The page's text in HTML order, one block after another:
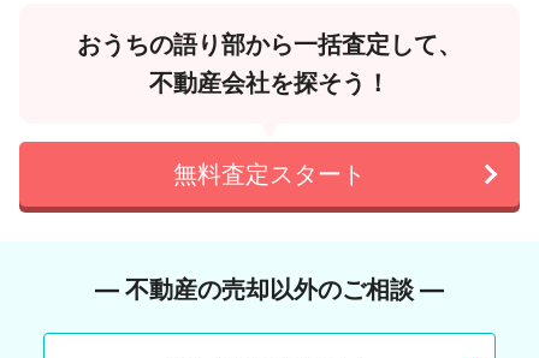
おうちの語り部から一括査定して、
不動産会社を探そう！
無料査定スタート
― 不動産の売却以外のご相談 ―